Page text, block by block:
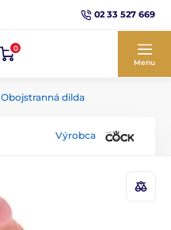
02 33 527 669
0
Menu
Obojstranná dilda
Výrobca